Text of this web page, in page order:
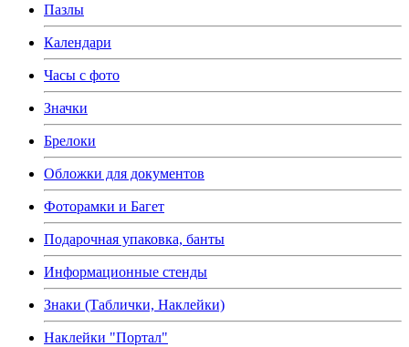
Пазлы
Календари
Часы с фото
Значки
Брелоки
Обложки для документов
Фоторамки и Багет
Подарочная упаковка, банты
Информационные стенды
Знаки (Таблички, Наклейки)
Наклейки "Портал"